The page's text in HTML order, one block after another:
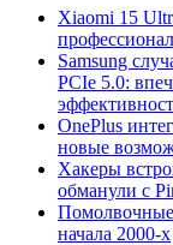
Xiaomi 15
Samsung
PCIe 5.0:
OnePlus
новые
Хакеры
обманули с
Помолвочные
начала 2000-х